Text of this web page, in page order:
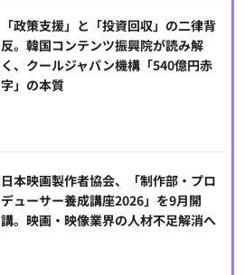
「政策支援」と「投資回収」の二律背
反。韓国コンテンツ振興院が読み解
く、クールジャパン機構「540億円赤
字」の本質
日本映画製作者協会、「制作部・プロ
デューサー養成講座2026」を9月開
講。映画・映像業界の人材不足解消へ